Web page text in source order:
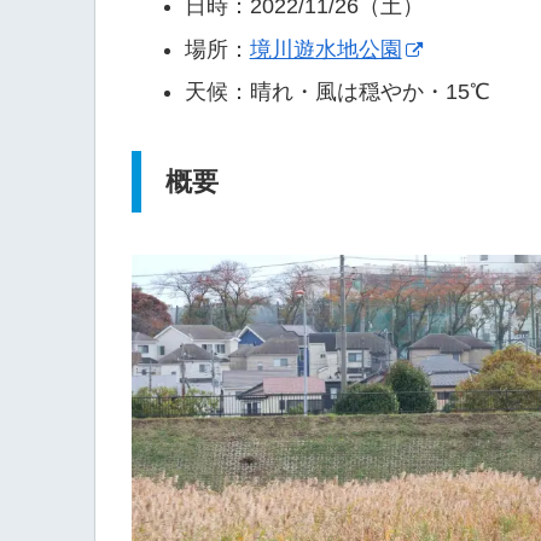
日時：2022/11/26（土）
場所： 境川遊水地公園
天候：晴れ・風は穏やか・15℃
概要